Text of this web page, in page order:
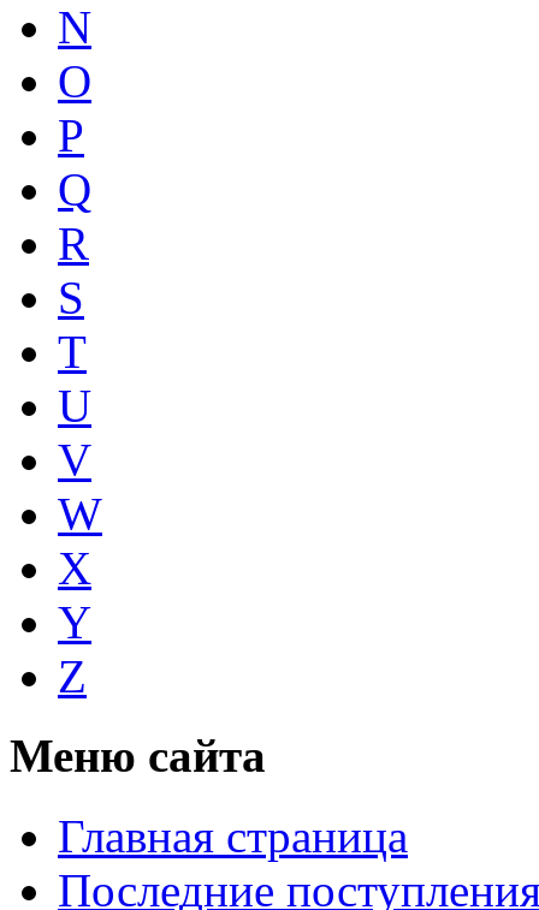
N
O
P
Q
R
S
T
U
V
W
X
Y
Z
Меню сайта
Главная страница
Последние